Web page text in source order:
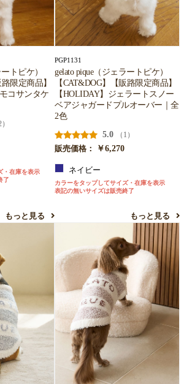
トピケ）
限定商品】
コサンタケ
・在庫を表示
了
もっと見る
PGP1131
gelato pique（ジェラートピケ）
【CAT&DOG】【販路限定商品】
【HOLIDAY】ジェラートスノー
ベアジャガードプルオーバー｜全
2色
5.0
（1）
販売価格：
￥6,270
ネイビー
カラーをタップしてサイズ・在庫を表示
表記の無いサイズは販売終了
もっと見る